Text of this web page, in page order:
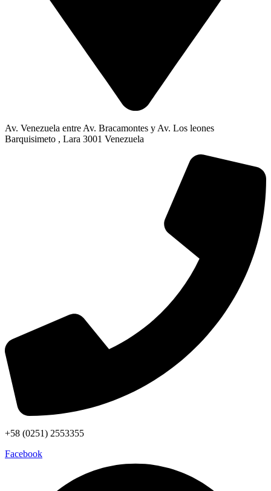
Av. Venezuela entre Av. Bracamontes y Av. Los leones
Barquisimeto , Lara 3001 Venezuela
+58 (0251) 2553355
Facebook